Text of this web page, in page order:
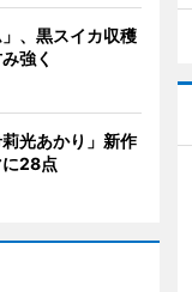
、黒スイカ収穫
強く
光あかり」新作
28点